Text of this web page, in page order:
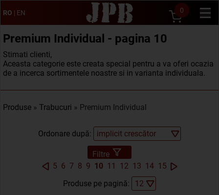
RO | EN 0
Premium Individual - pagina 10
Stimati clienti,
Aceasta categorie este creata special pentru a va oferi ocazia
de a incerca sortimentele noastre si in varianta individuala.
Produse » Trabucuri » Premium Individual
Ordonare după:
Filtre
5 6 7 8 9 10 11 12 13 14 15
Produse pe pagină: